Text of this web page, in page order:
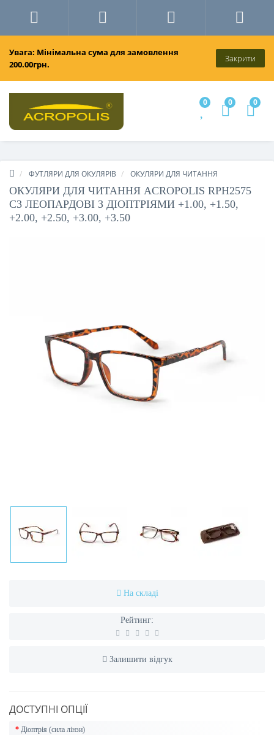
Увага: Мінімальна сума для замовлення
200.00грн.
Закрити
0 0 0
ФУТЛЯРИ ДЛЯ ОКУЛЯРІВ ОКУЛЯРИ ДЛЯ ЧИТАННЯ
ОКУЛЯРИ ДЛЯ ЧИТАННЯ ACROPOLIS RPH2575
C3 ЛЕОПАРДОВІ З ДІОПТРІЯМИ +1.00, +1.50,
+2.00, +2.50, +3.00, +3.50
На складі
Рейтинг:
Залишити відгук
ДОСТУПНІ ОПЦІЇ
Діоптрія (сила лінзи)